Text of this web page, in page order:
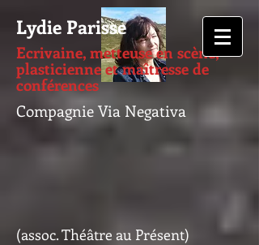
Lydie Parisse
Ecrivaine, metteuse en scène,
plasticienne et maîtresse de
conférences
Compagnie Via Negativa
(assoc. Théâtre au Présent)